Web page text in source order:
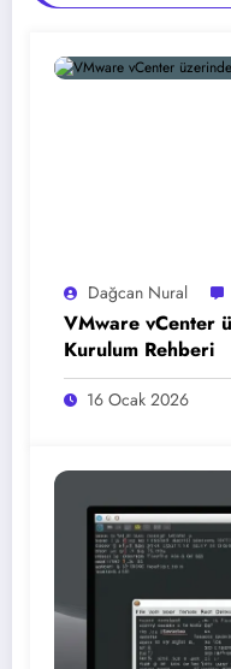
Dağcan Nural
VMware vCenter
Kurulum Rehberi
16 Ocak 2026